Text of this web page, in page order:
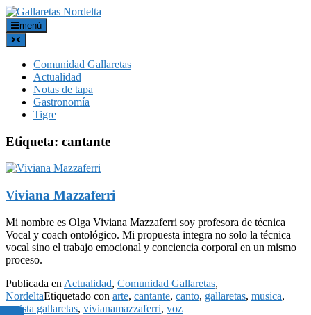
menú
Comunidad Gallaretas
Actualidad
Notas de tapa
Gastronomía
Tigre
Etiqueta: cantante
Viviana Mazzaferri
Mi nombre es Olga Viviana Mazzaferri soy profesora de técnica
Vocal y coach ontológico. Mi propuesta integra no solo la técnica
vocal sino el trabajo emocional y conciencia corporal en un mismo
proceso.
Publicada en Actualidad, Comunidad Gallaretas,
NordeltaEtiquetado con arte, cantante, canto, gallaretas, musica,
revista gallaretas, vivianamazzaferri, voz